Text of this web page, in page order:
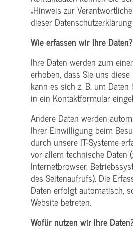
„Hinweis zur
dieser
Wie erfassen wir Ihre Daten?
Ihre Daten werden zum
erhoben, dass Sie uns
kann es sich z. B. um Daten
in ein Kontaktformular
Andere Daten werden
Ihrer Einwilligung beim
durch unsere IT-Systeme
vor allem technische Daten
Internetbrowser,
des Seitenaufrufs). Die
Daten erfolgt automatisch,
Website betreten.
Wofür nutzen wir Ihre